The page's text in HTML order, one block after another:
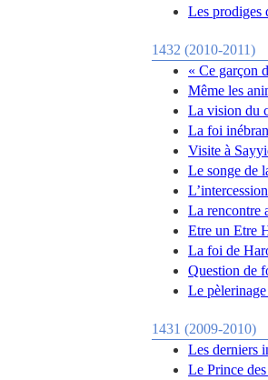
Les prodiges
1432 (2010-2011)
« Ce garçon
Même les
La vision du
La foi
Visite à
Le songe de
La rencontre
Etre un Etre
La foi de
Question de
Le
1431 (2009-2010)
Les derniers
Le Prince